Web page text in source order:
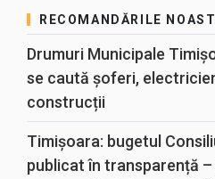
RECOMANDĂRILE
Drumuri Municipale
se caută șoferi,
construcții
Timișoara: bugetul
publicat în transparență